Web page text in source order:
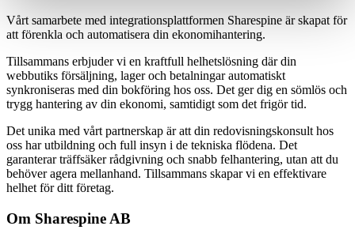
Vårt samarbete med integrationsplattformen Sharespine är skapat för
att förenkla och automatisera din ekonomihantering.
Tillsammans erbjuder vi en kraftfull helhetslösning där din
webbutiks försäljning, lager och betalningar automatiskt
synkroniseras med din bokföring hos oss. Det ger dig en sömlös och
trygg hantering av din ekonomi, samtidigt som det frigör tid.
Det unika med vårt partnerskap är att din redovisningskonsult hos
oss har utbildning och full insyn i de tekniska flödena. Det
garanterar träffsäker rådgivning och snabb felhantering, utan att du
behöver agera mellanhand. Tillsammans skapar vi en effektivare
helhet för ditt företag.
Om Sharespine AB